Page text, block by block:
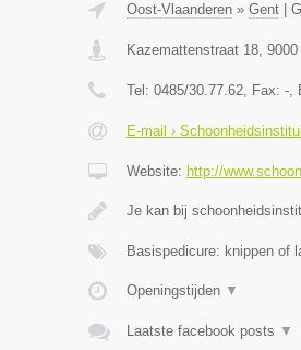
Oost-Vlaanderen» Gent|
Kazemattenstraat 18, 9000
Tel: 0485/30.77.62, Fax: -,
E-mail ›
Website: http://
Je kan bij
Basispedicure: knippen of
Openingstijden ▼
Laatste facebook posts ▼